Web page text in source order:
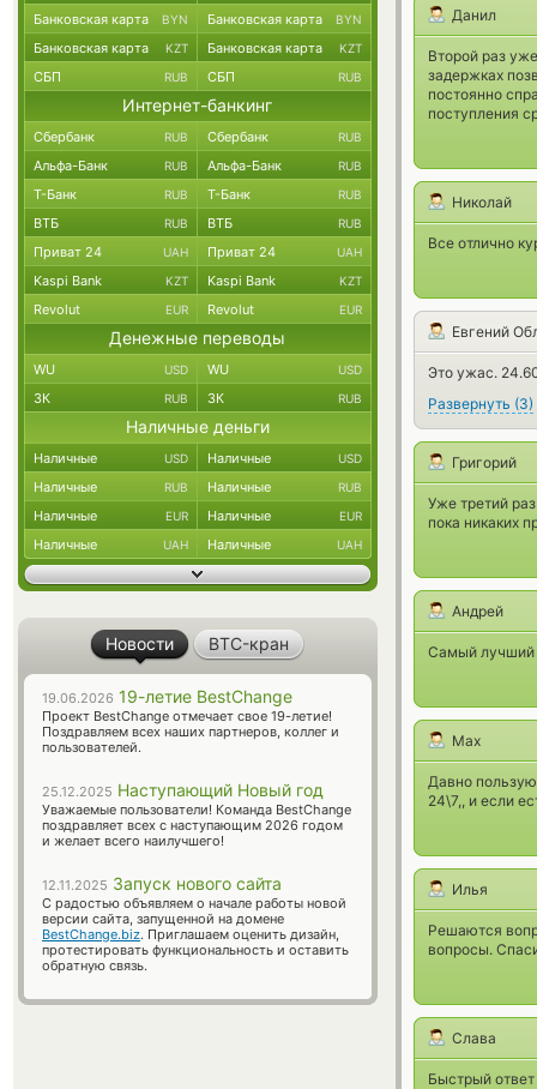
Данил
Второй раз
задержках
постоянно
поступления
Николай
Все отлично
Евгений
Это ужас.
Развернуть (3)
Григорий
Уже третий
пока никаких
Андрей
Самый лучший
Max
Давно
24\7,, и если
Илья
Решаются
вопросы.
Слава
Быстрый
Банковская карта BYN Банковская карта BYN
Банковская карта KZT Банковская карта KZT
СБП RUB СБП RUB
Интернет-банкинг
Сбербанк RUB Сбербанк RUB
Альфа-Банк RUB Альфа-Банк RUB
Т-Банк RUB Т-Банк RUB
ВТБ RUB ВТБ RUB
Приват 24 UAH Приват 24 UAH
Kaspi Bank KZT Kaspi Bank KZT
Revolut EUR Revolut EUR
Денежные переводы
WU USD WU USD
ЗК RUB ЗК RUB
Наличные деньги
Наличные USD Наличные USD
Наличные RUB Наличные RUB
Наличные EUR Наличные EUR
Наличные UAH Наличные UAH
Новости BTC-кран
19.06.2026 19-летие BestChange
Проект BestChange отмечает свое 19-летие!
Поздравляем всех наших партнеров, коллег и
пользователей.
25.12.2025 Наступающий Новый год
Уважаемые пользователи! Команда BestChange
поздравляет всех с наступающим 2026 годом
и желает всего наилучшего!
12.11.2025 Запуск нового сайта
С радостью объявляем о начале работы новой
версии сайта, запущенной на домене
BestChange.biz. Приглашаем оценить дизайн,
протестировать функциональность и оставить
обратную связь.